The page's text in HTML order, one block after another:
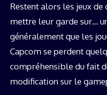
Restent alors les jeux
mettre leur garde sur…
généralement que les
Capcom se perdent
compréhensible du fait
modification sur le